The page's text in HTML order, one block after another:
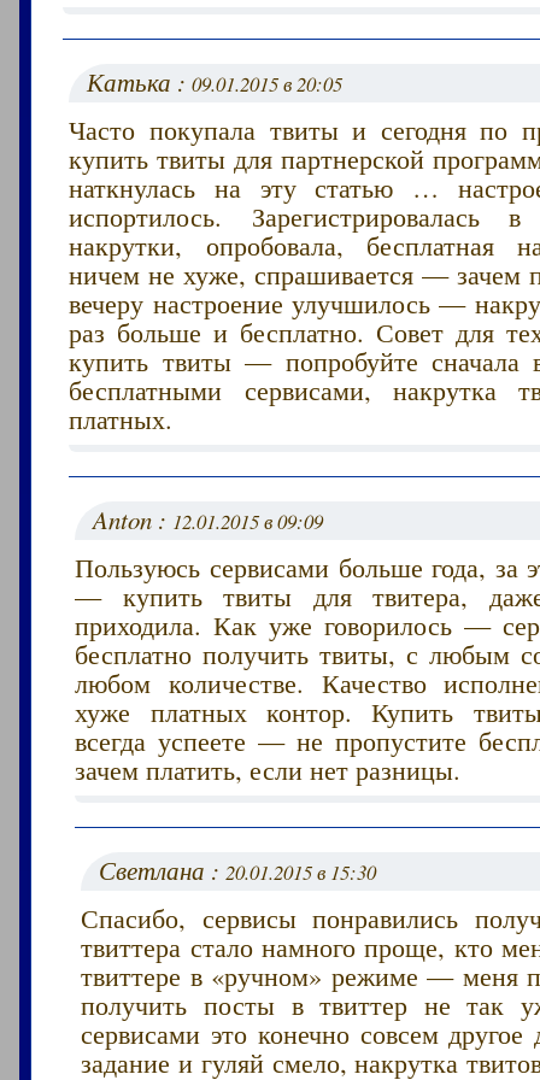
Катька :09.01.2015 в 20:05
Часто покупала твиты и сегодня по
купить твиты для партнерской
наткнулась на эту статью …
испортилось. Зарегистрировалась
накрутки, опробовала, бесплатная
ничем не хуже, спрашивается — зачем
вечеру настроение улучшилось —
раз больше и бесплатно. Совет для
купить твиты — попробуйте сначала
бесплатными сервисами, накрутка
платных.
Anton : 12.01.2015 в 09:09
Пользуюсь сервисами больше года, за
— купить твиты для твитера,
приходила. Как уже говорилось —
бесплатно получить твиты, с любым
любом количестве. Качество
хуже платных контор. Купить
всегда успеете — не пропустите
зачем платить, если нет разницы.
Светлана :20.01.2015 в 15:30
Спасибо, сервисы понравились
твиттера стало намного проще, кто
твиттере в «ручном» режиме — меня
получить посты в твиттер не так
сервисами это конечно совсем
задание и гуляй смело, накрутка